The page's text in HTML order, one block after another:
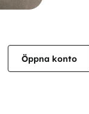
Öppna konto